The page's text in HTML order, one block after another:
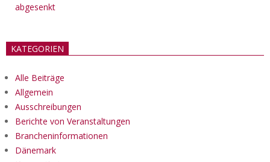
abgesenkt
KATEGORIEN
Alle Beiträge
Allgemein
Ausschreibungen
Berichte von Veranstaltungen
Brancheninformationen
Dänemark